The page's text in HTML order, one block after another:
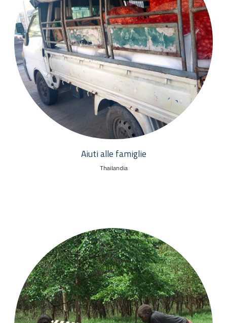
Aiuti alle famiglie
Thailandia